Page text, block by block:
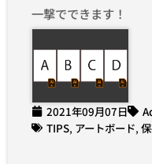
一撃でできます！
2021年09月07日
TIPS, アートボード,